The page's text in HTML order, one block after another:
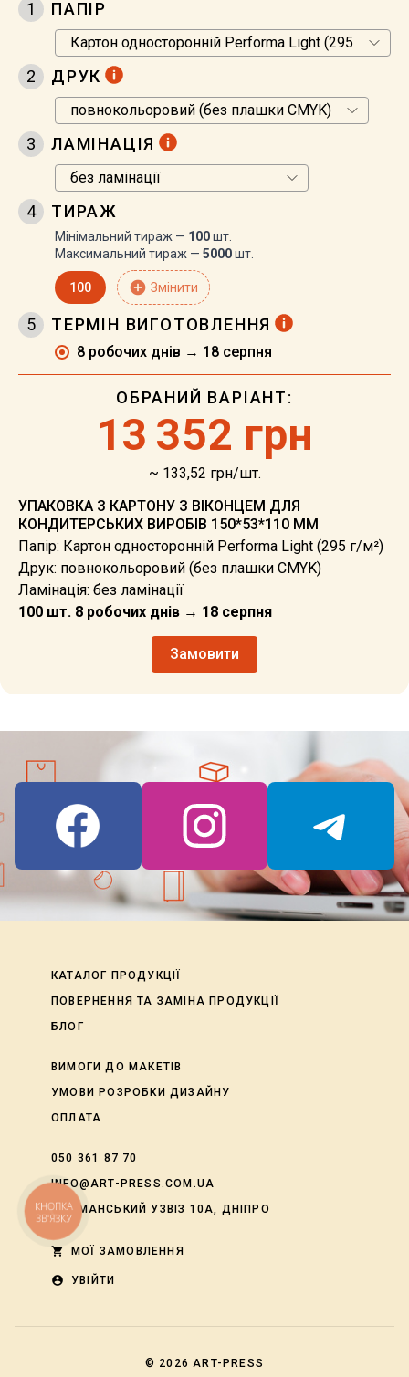
1 ПАПІР
2 ДРУК
3 ЛАМІНАЦІЯ
4 ТИРАЖ
Мінімальний тираж — 100шт.
Максимальний тираж — 5000шт.
100 add_circle Змінити
5 ТЕРМІН ВИГОТОВЛЕННЯ
8 робочих днів → 18 серпня
ОБРАНИЙ ВАРІАНТ:
13 352 грн
~ 133,52 грн/шт.
УПАКОВКА З КАРТОНУ З ВІКОНЦЕМ ДЛЯ
КОНДИТЕРСЬКИХ ВИРОБІВ 150*53*110 ММ
Папір: Картон односторонній Performa Light (295 г/м²)
Друк: повнокольоровий (без плашки CMYK)
Ламінація: без ламінації
100 шт. 8 робочих днів → 18 серпня
Замовити
КАТАЛОГ ПРОДУКЦІЇ
ПОВЕРНЕННЯ ТА ЗАМІНА ПРОДУКЦІЇ
БЛОГ
ВИМОГИ ДО МАКЕТІВ
УМОВИ РОЗРОБКИ ДИЗАЙНУ
ОПЛАТА
050 361 87 70
INFO@ART-PRESS.COM.UA
ЛОЦМАНСЬКИЙ УЗВІЗ 10А, ДНІПРО
shopping_cart МОЇ ЗАМОВЛЕННЯ
account_circle УВІЙТИ
© 2026ART-PRESS
КНОПКА
ЗВ'ЯЗКУ